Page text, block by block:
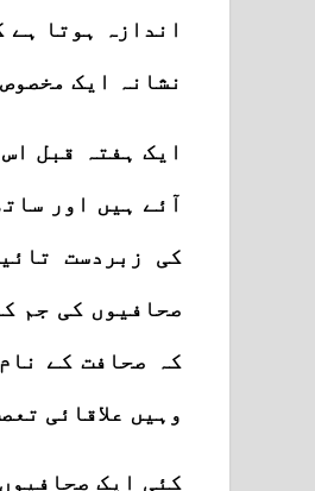
اندازہ ہوتا ہے
نشانہ ایک
ایک ہفتہ قبل
آئے ہیں اور
کی زبردست
صحافیوں کی جم
کہ صحافت کے
وہیں علاقائی
کئی ایک